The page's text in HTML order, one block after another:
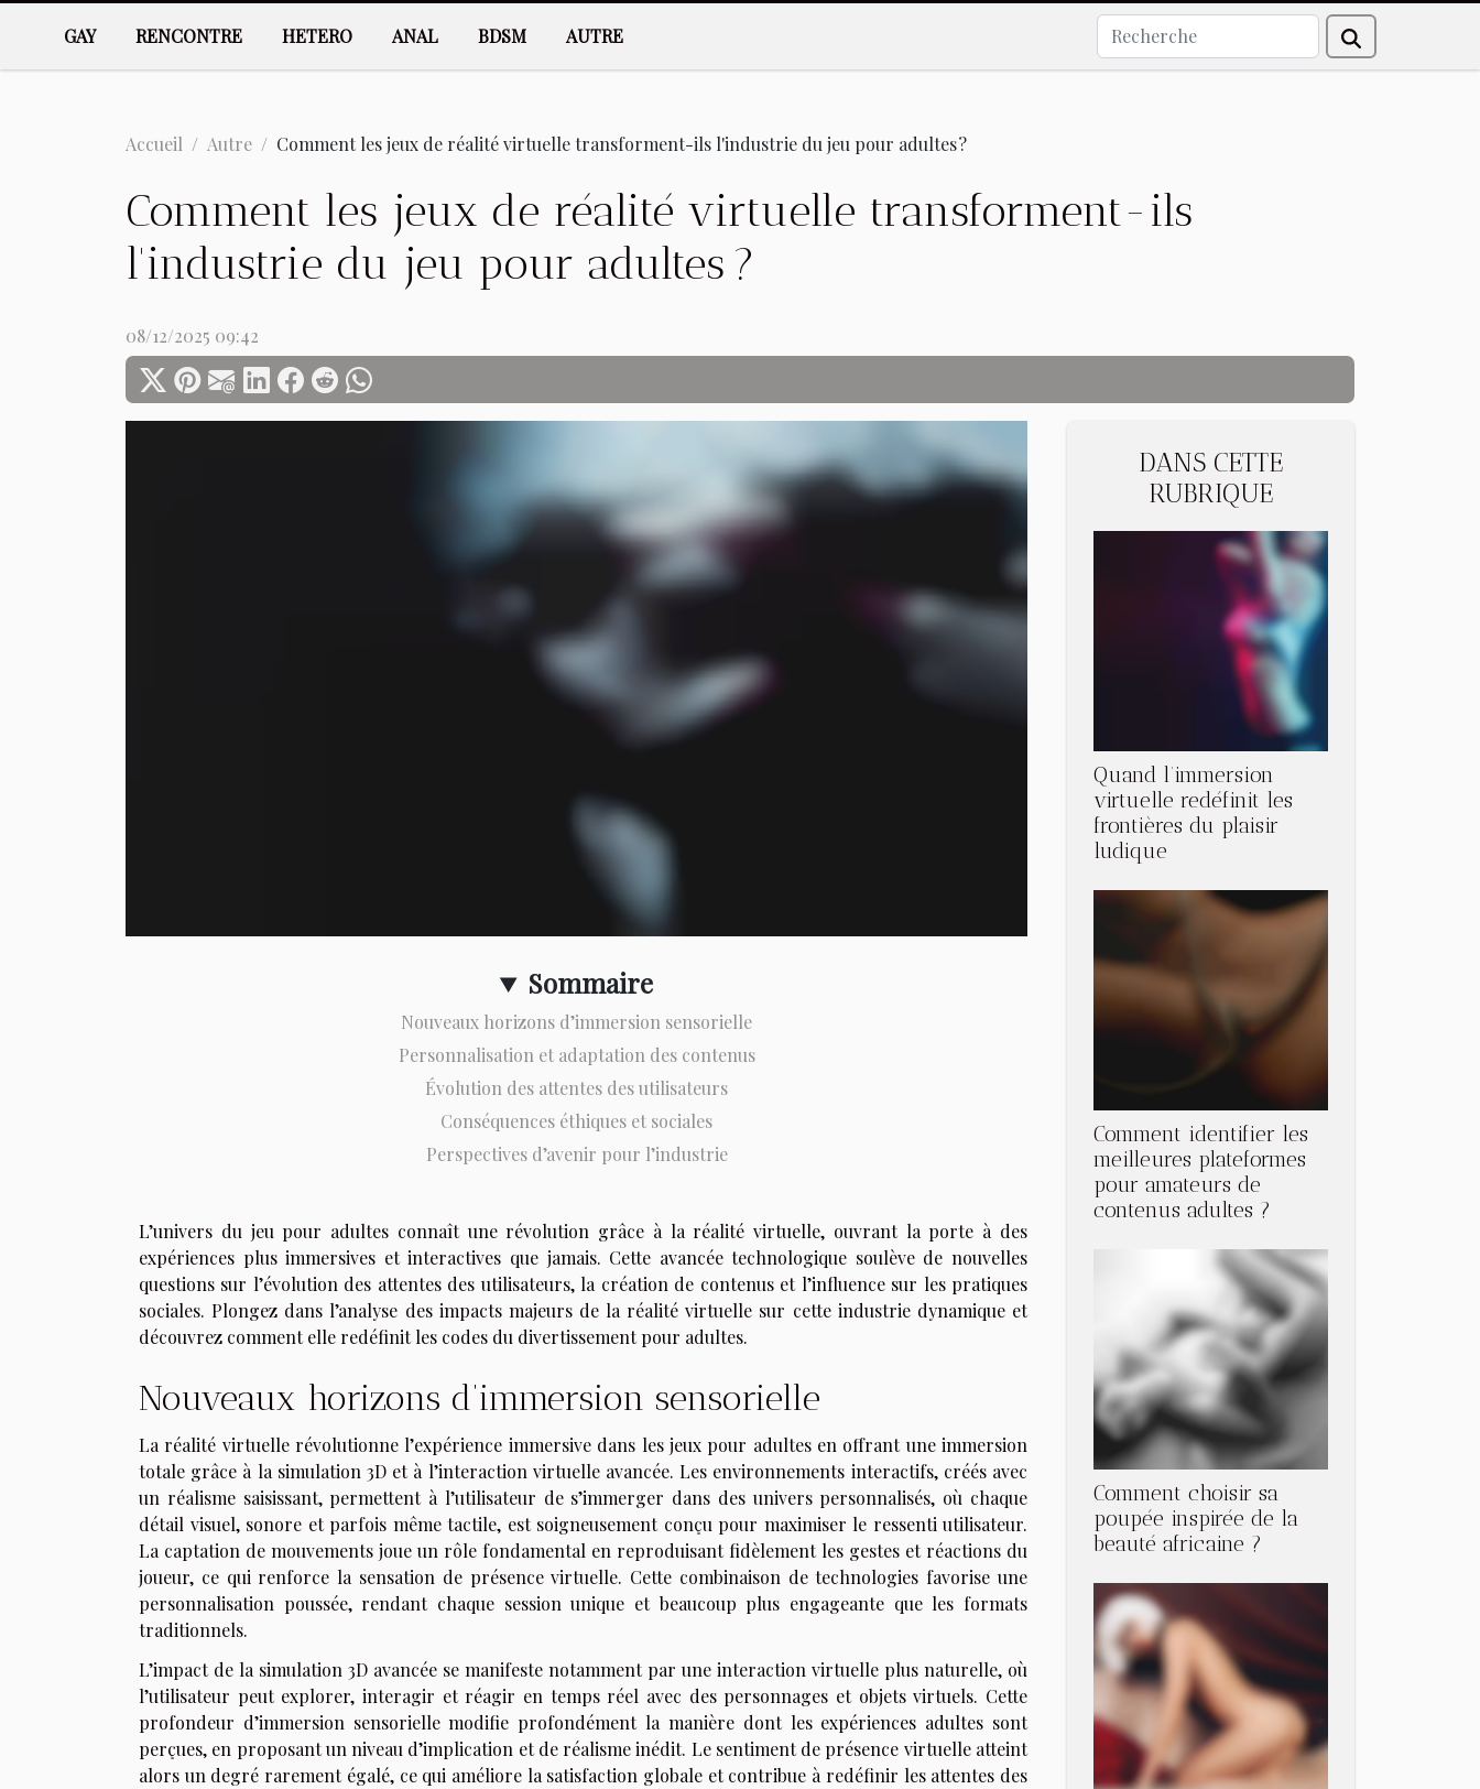
GAY RENCONTRE HETERO ANAL BDSM AUTRE
Accueil Autre Comment les jeux de réalité virtuelle transforment-ils l'industrie du jeu pour adultes ?
Comment les jeux de réalité virtuelle transforment-ils
l'industrie du jeu pour adultes ?
08/12/2025 09:42
Sommaire
Nouveaux horizons d’immersion sensorielle
Personnalisation et adaptation des contenus
Évolution des attentes des utilisateurs
Conséquences éthiques et sociales
Perspectives d’avenir pour l’industrie
L’univers du jeu pour adultes connaît une révolution grâce à la réalité virtuelle, ouvrant la porte à des
expériences plus immersives et interactives que jamais. Cette avancée technologique soulève de nouvelles
questions sur l’évolution des attentes des utilisateurs, la création de contenus et l’influence sur les pratiques
sociales. Plongez dans l’analyse des impacts majeurs de la réalité virtuelle sur cette industrie dynamique et
découvrez comment elle redéfinit les codes du divertissement pour adultes.
Nouveaux horizons d’immersion sensorielle
La réalité virtuelle révolutionne l’expérience immersive dans les jeux pour adultes en offrant une immersion
totale grâce à la simulation 3D et à l’interaction virtuelle avancée. Les environnements interactifs, créés avec
un réalisme saisissant, permettent à l’utilisateur de s’immerger dans des univers personnalisés, où chaque
détail visuel, sonore et parfois même tactile, est soigneusement conçu pour maximiser le ressenti utilisateur.
La captation de mouvements joue un rôle fondamental en reproduisant fidèlement les gestes et réactions du
joueur, ce qui renforce la sensation de présence virtuelle. Cette combinaison de technologies favorise une
personnalisation poussée, rendant chaque session unique et beaucoup plus engageante que les formats
traditionnels.
L’impact de la simulation 3D avancée se manifeste notamment par une interaction virtuelle plus naturelle, où
l’utilisateur peut explorer, interagir et réagir en temps réel avec des personnages et objets virtuels. Cette
profondeur d’immersion sensorielle modifie profondément la manière dont les expériences adultes sont
perçues, en proposant un niveau d’implication et de réalisme inédit. Le sentiment de présence virtuelle atteint
alors un degré rarement égalé, ce qui améliore la satisfaction globale et contribue à redéfinir les attentes des
DANS CETTE
RUBRIQUE
Quand l’immersion
virtuelle redéfinit les
frontières du plaisir
ludique
Comment identifier les
meilleures plateformes
pour amateurs de
contenus adultes ?
Comment choisir sa
poupée inspirée de la
beauté africaine ?